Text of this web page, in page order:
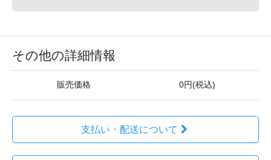
その他の詳細情報
販売価格 0円(税込)
支払い・配送について